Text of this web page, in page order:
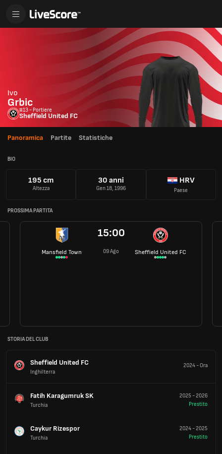
Ivo
Grbic
#13 - Portiere
Sheffield United FC
Panoramica Partite Statistiche
BIO
195 cm
Altezza
30 anni
Gen 18, 1996
HRV
Paese
PROSSIMA PARTITA
Mansfield Town
15:00
09 Ago Sheffield United FC
STORIA DEL CLUB
Sheffield United FC
Inghilterra
2024-Ora
Fatih Karagumruk SK
Turchia
2025 -2026
Prestito
Caykur Rizespor
Turchia
2024-2025
Prestito